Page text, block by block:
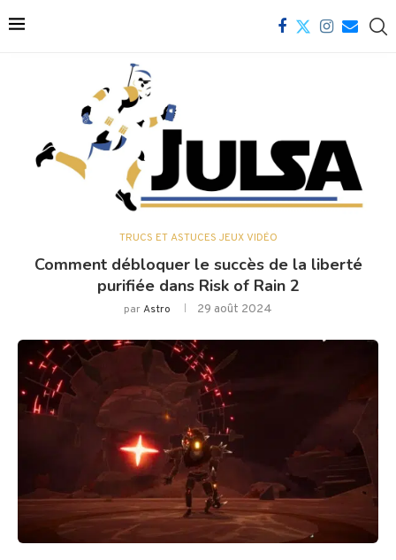
TRUCS ET ASTUCES JEUX VIDÉO
Comment débloquer le succès de la liberté
purifiée dans Risk of Rain 2
parAstro 29 août 2024